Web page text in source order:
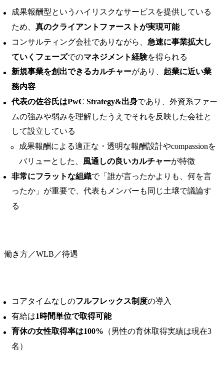
成果報酬型というハイリスクなサービスを提供している
ため、 真のクライアントファーストが実現可能
コンサルティング会社でありながら、 急速に事業拡大し
ていくフェーズでのマネジメント経験を得られる
新規事業を創出できるカルチャーがあり、 起業に近い業
務内容
代表の佐谷氏はPwC Strategy&出身であり、外資系ファー
ムの強みや弱みを理解したうえでそれを反映した会社と
して設立している
成果報酬による適正な・透明な報酬設計やcompassionを
バリューとした、 風通しの良いカルチャーが特徴
非常にフラットな組織で「誰が言ったかよりも、何を言
ったか」が重要で、代表もメンバーも同じ土壌で議論す
る
働き方／WLB／待遇
コアタイムなしのフルフレックス制度の導入
有給は1時間単位で取得可能
育休の女性取得率は100% （男性の育休取得実績は現在3
名）